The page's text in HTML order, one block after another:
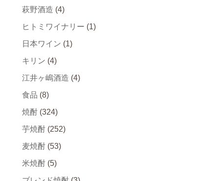
萩野酒造 (4)
ヒトミワイナリー (1)
日本ワイン (1)
キリン (4)
江井ヶ嶋酒造 (4)
食品 (8)
焼酎 (324)
芋焼酎 (252)
麦焼酎 (53)
米焼酎 (5)